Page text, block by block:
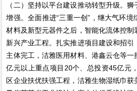
（二）坚持以平台建设推动转型升级。
增强。全面推进“三重一创”，继大气环
材料及新型元器件之后，智能化流体控
新兴产业工程。扎实推进项目建设和招引
主体完工，洁雅医用材料、港鑫云仓等
亿元以上重点项目20个、总投资45亿元
区企业扶优扶强工程，洁雅生物湿纸巾获